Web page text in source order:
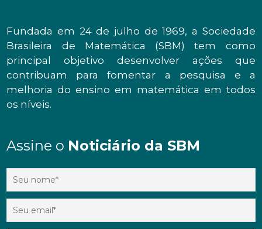
Fundada em 24 de julho de 1969, a Sociedade
Brasileira de Matemática (SBM) tem como
principal objetivo desenvolver ações que
contribuam para fomentar a pesquisa e a
melhoria do ensino em matemática em todos
os níveis.
Assine o Noticiário da SBM